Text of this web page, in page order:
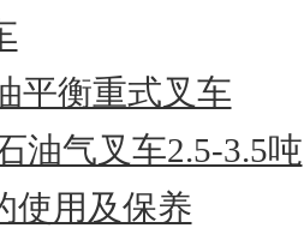
平衡重式叉车
油气叉车2.5-3.5吨
使用及保养